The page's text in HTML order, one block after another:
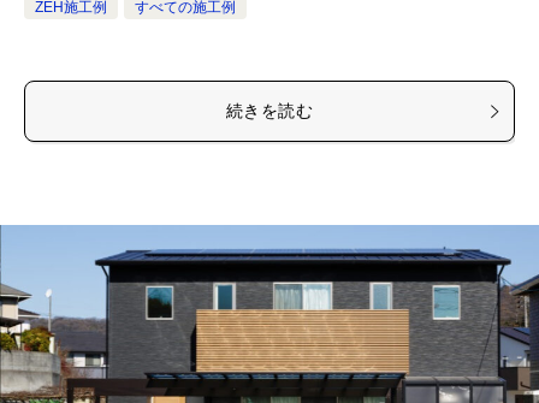
ZEH施工例 すべての施工例
続きを読む